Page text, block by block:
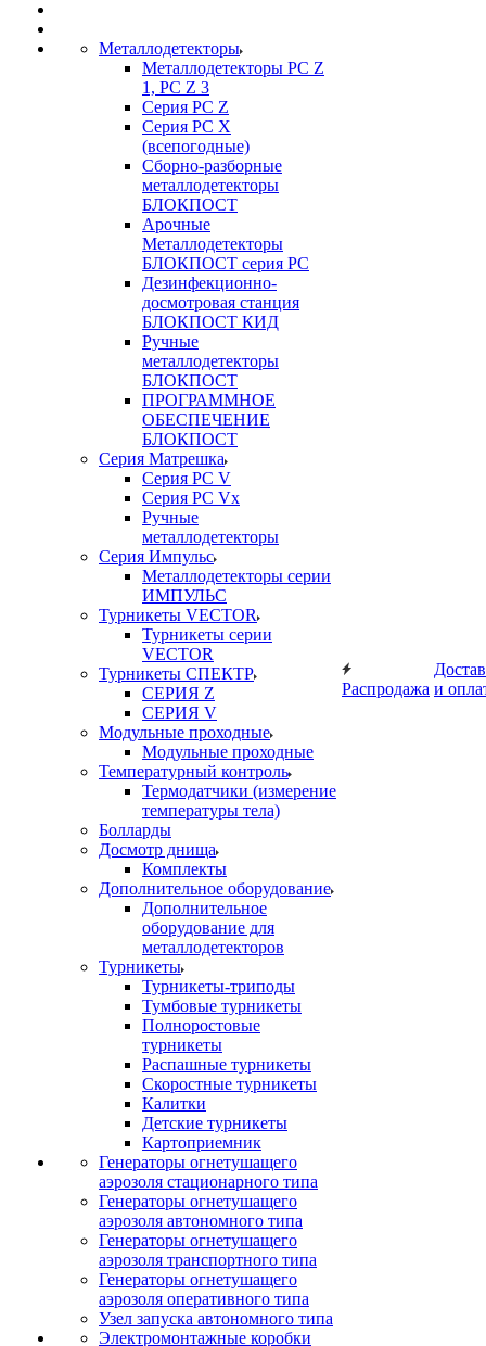
Металлодетекторы
Металлодетекторы РС Z
1, PC Z 3
Серия РС Z
Серия РС X
(всепогодные)
Сборно-разборные
металлодетекторы
БЛОКПОСТ
Арочные
Металлодетекторы
БЛОКПОСТ серия РС
Дезинфекционно-
досмотровая станция
БЛОКПОСТ КИД
Ручные
металлодетекторы
БЛОКПОСТ
ПРОГРАММНОЕ
ОБЕСПЕЧЕНИЕ
БЛОКПОСТ
Серия Матрешка
Серия PC V
Серия PC Vx
Ручные
металлодетекторы
Серия Импульс
Металлодетекторы серии
ИМПУЛЬС
Турникеты VECTOR
Турникеты серии
VECTOR
Турникеты СПЕКТР
СЕРИЯ Z
СЕРИЯ V
Модульные проходные
Модульные проходные
Температурный контроль
Термодатчики (измерение
температуры тела)
Болларды
Досмотр днища
Комплекты
Дополнительное оборудование
Дополнительное
оборудование для
металлодетекторов
Турникеты
Турникеты-триподы
Тумбовые турникеты
Полноростовые
турникеты
Распашные турникеты
Скоростные турникеты
Калитки
Детские турникеты
Картоприемник
Генераторы огнетушащего
аэрозоля стационарного типа
Генераторы огнетушащего
аэрозоля автономного типа
Генераторы огнетушащего
аэрозоля транспортного типа
Генераторы огнетушащего
аэрозоля оперативного типа
Узел запуска автономного типа
Электромонтажные коробки
Распродажа и